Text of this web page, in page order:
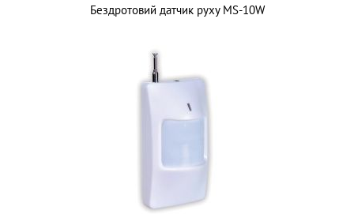
Бездротовий датчик руху MS-10W